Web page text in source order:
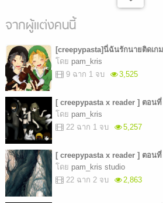
จากผู้แต่งคนนี้
[creepypasta]นี่ฉันรักนายติดเก
โดย pam_kris
9 ฉาก 1 จบ
3,525
[ creepypasta x reader ] ตอนที่
โดย pam_kris
22 ฉาก 1 จบ
5,257
[ creepypasta x reader ] ตอนที่
โดย pam_kris studio
22 ฉาก 2 จบ
2,863